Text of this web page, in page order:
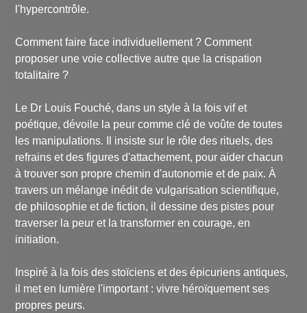
l'hypercontrôle.
Comment faire face individuellement ? Comment
proposer une voie collective autre que la crispation
totalitaire ?
Le Dr Louis Fouché, dans un style à la fois vif et
poétique, dévoile la peur comme clé de voûte de toutes
les manipulations. Il insiste sur le rôle des rituels, des
refrains et des figures d'attachement, pour aider chacun
à trouver son propre chemin d'autonomie et de paix. À
travers un mélange inédit de vulgarisation scientifique,
de philosophie et de fiction, il dessine des pistes pour
traverser la peur et la transformer en courage, en
initiation.
Inspiré à la fois des stoïciens et des épicuriens antiques,
il met en lumière l'important : vivre héroïquement ses
propres peurs.